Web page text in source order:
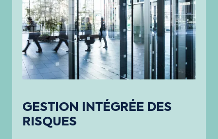
GESTION INTÉGRÉE DES
RISQUES